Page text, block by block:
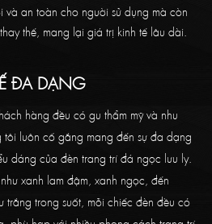
và an toàn cho người sử dụng mà còn
thế, mang lại giá trị kinh tế lâu dài.
ĐA DẠNG
hàng đều có gu thẩm mỹ và nhu
tôi luôn cố gắng mang đến sự đa dạng
dáng của đèn trang trí đá ngọc lưu ly.
xanh lam đậm, xanh ngọc, đến
trắng trong suốt, mỗi chiếc đèn đều có